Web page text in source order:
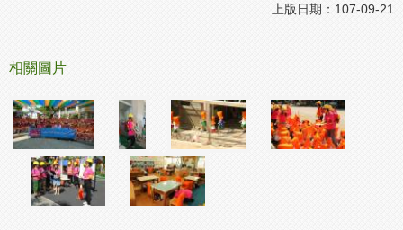
上版日期：107-09-21
相關圖片